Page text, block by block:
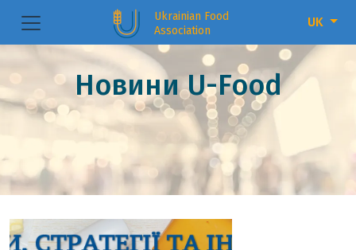
Ukrainian Food
Association
UK
Новини U-Food